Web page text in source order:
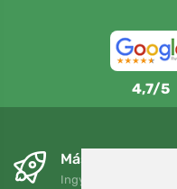
4,7/5
Másnapra és
Ingyenes szállítás a